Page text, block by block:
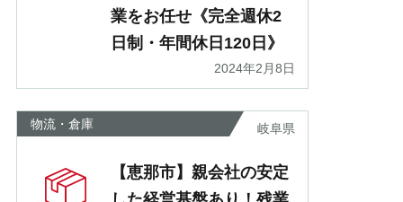
業をお任せ《完全週休2
日制・年間休日120日》
2024年2月8日
物流・倉庫 岐阜県
【恵那市】親会社の安定